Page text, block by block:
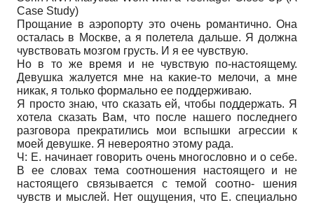
Case Study)
Прощание в аэропорту это очень романтично. Она
осталась в Москве, а я полетела дальше. Я должна
чувствовать мозгом грусть. И я ее чувствую.
Но в то же время и не чувствую по-настоящему.
Девушка жалуется мне на какие-то мелочи, а мне
никак, я только формально ее поддерживаю.
Я просто знаю, что сказать ей, чтобы поддержать. Я
хотела сказать Вам, что после нашего последнего
разговора прекратились мои вспышки агрессии к
моей девушке. Я невероятно этому рада.
Ч: Е. начинает говорить очень многословно и о себе.
В ее словах тема соотношения настоящего и не
настоящего связывается с темой соотно- шения
чувств и мыслей. Нет ощущения, что Е. специально